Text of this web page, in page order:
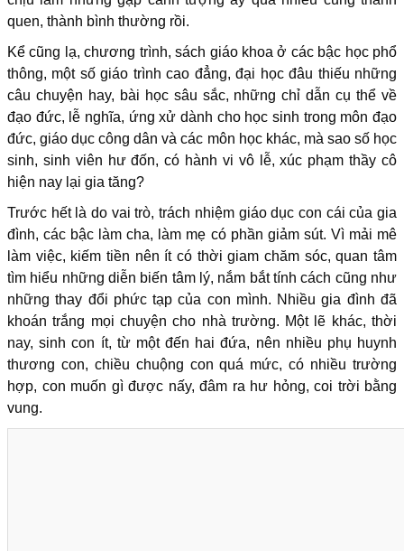
quen, thành bình thường rồi.
Kể cũng lạ, chương trình, sách giáo khoa ở các bậc học phổ
thông, một số giáo trình cao đẳng, đại học đâu thiếu những
câu chuyện hay, bài học sâu sắc, những chỉ dẫn cụ thể về
đạo đức, lễ nghĩa, ứng xử dành cho học sinh trong môn đạo
đức, giáo dục công dân và các môn học khác, mà sao số học
sinh, sinh viên hư đốn, có hành vi vô lễ, xúc phạm thầy cô
hiện nay lại gia tăng?
Trước hết là do vai trò, trách nhiệm giáo dục con cái của gia
đình, các bậc làm cha, làm mẹ có phần giảm sút. Vì mải mê
làm việc, kiếm tiền nên ít có thời giam chăm sóc, quan tâm
tìm hiểu những diễn biến tâm lý, nắm bắt tính cách cũng như
những thay đổi phức tạp của con mình. Nhiều gia đình đã
khoán trắng mọi chuyện cho nhà trường. Một lẽ khác, thời
nay, sinh con ít, từ một đến hai đứa, nên nhiều phụ huynh
thương con, chiều chuộng con quá mức, có nhiều trường
hợp, con muốn gì được nấy, đâm ra hư hỏng, coi trời bằng
vung.